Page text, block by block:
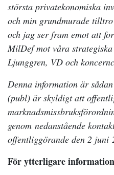
största privatekonomiska
och min grundmurade
och jag ser fram emot att
MilDef mot våra
Ljunggren, VD och
Denna information är
(publ) är skyldigt att
genom nedanstående
offentliggörande den 2 juni
För ytterligare